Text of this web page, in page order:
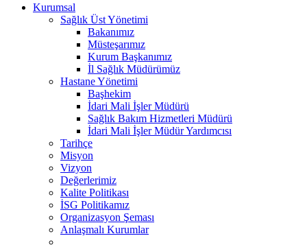
Kurumsal
Sağlık Üst Yönetimi
Bakanımız
Müsteşarımız
Kurum Başkanımız
İl Sağlık Müdürümüz
Hastane Yönetimi
Başhekim
İdari Mali İşler Müdürü
Sağlık Bakım Hizmetleri Müdürü
İdari Mali İşler Müdür Yardımcısı
Tarihçe
Misyon
Vizyon
Değerlerimiz
Kalite Politikası
İSG Politikamız
Organizasyon Şeması
Anlaşmalı Kurumlar